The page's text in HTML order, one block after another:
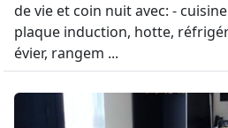
de vie et coin nuit avec: -
plaque induction, hotte,
évier, rangem ...